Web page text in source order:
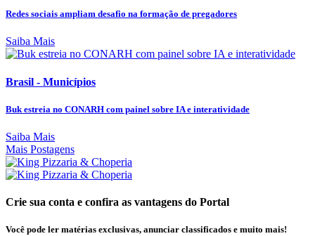
Redes sociais ampliam desafio na formação de pregadores
Saiba Mais
Brasil - Municípios
Buk estreia no CONARH com painel sobre IA e interatividade
Saiba Mais
Mais Postagens
Crie sua conta e confira as vantagens do Portal
Você pode ler matérias exclusivas, anunciar classificados e muito mais!